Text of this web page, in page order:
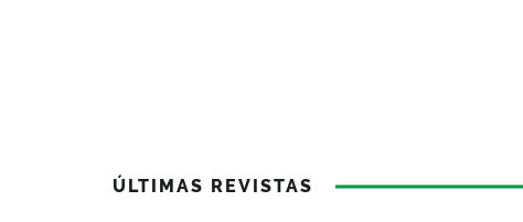
ÚLTIMAS REVISTAS